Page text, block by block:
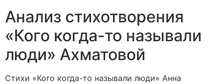
Анализ стихотворения
«Кого когда-то называли
люди» Ахматовой
Стихи «Кого когда-то называли люди» Анна